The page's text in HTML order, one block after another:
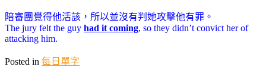
陪審團覺得他活該，所以並沒有判她攻擊他有罪。
The jury felt the guy had it coming, so they didn’t convict her of
attacking him.
Posted in 每日單字